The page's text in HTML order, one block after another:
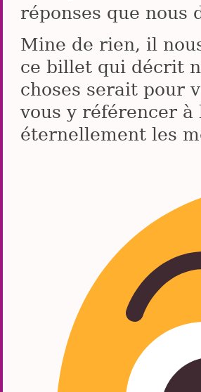
réponses que nous
Mine de rien, il
ce billet qui décrit
choses serait pour
vous y référencer
éternellement les